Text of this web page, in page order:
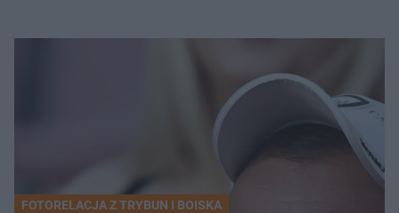
FOTORELACJA Z TRYBUN I BOISKA